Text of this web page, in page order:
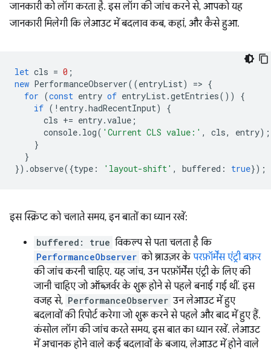
जानकारी को लॉग करता है. इस लॉग की जांच करने से, आपको यह
जानकारी मिलेगी कि लेआउट में बदलाव कब, कहां, और कैसे हुआ.
let cls = 0 ;
new PerformanceObserver((entryList) => {
for (const entry of entryList.getEntries())
{
if ( ! entry.hadRecentInput)
{
cls += entry.value ;
console. log( 'Current CLS value:' , cls, entry);
}
}
}).observe({type : 'layout-shift' , buffered : true});
इस स्क्रिप्ट को चलाते समय, इन बातों का ध्यान रखें:
buffered: true विकल्प से पता चलता है कि
PerformanceObserver को ब्राउज़र केपरफ़ॉर्मेंस एंट्री बफ़र
की जांच करनी चाहिए. यह जांच, उन परफ़ॉर्मेंस एंट्री के लिए की
जानी चाहिए जो ऑब्ज़र्वर के शुरू होने से पहले बनाई गई थीं. इस
वजह से, PerformanceObserver उन लेआउट में हुए
बदलावों की रिपोर्ट करेगा जो शुरू करने से पहले और बाद में हुए हैं.
कंसोल लॉग की जांच करते समय, इस बात का ध्यान रखें. लेआउट
में अचानक होने वाले कई बदलावों के बजाय, लेआउट में होने वाले